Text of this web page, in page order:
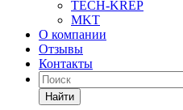
TECH-KREP
MKT
О компании
Отзывы
Контакты
Найти